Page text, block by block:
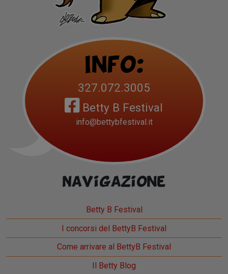
Info:
327.072.3005
Betty B Festival
info@bettybfestival.it
Navigazione
Betty B Festival
I concorsi del BettyB Festival
Come arrivare al BettyB Festival
Il Betty Blog